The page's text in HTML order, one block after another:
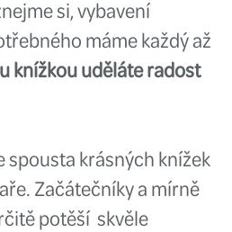
vše, co v
A když jedu na
a parádně